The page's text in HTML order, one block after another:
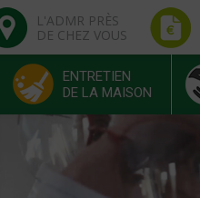
L'ADMR PRÈS
DE CHEZ VOUS
ENTRETIEN
DE LA MAISON